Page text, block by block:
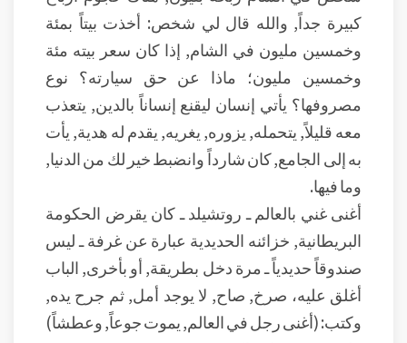
كبيرة جداً, والله قال لي شخص: أخذت بيتاً بمئة
وخمسين مليون في الشام, إذا كان سعر بيته مئة
وخمسين مليون؛ ماذا عن حق سيارته؟ نوع
مصروفها؟ يأتي إنسان ليقنع إنساناً بالدين, يتعذب
معه قليلاً, يتحمله, يزوره, يغريه, يقدم له هدية, يأت
به إلى الجامع, كان شارداً وانضبط خير لك من الدنيا,
وما فيها.
أغنى غني بالعالم ـ روتشيلد ـ كان يقرض الحكومة
البريطانية, خزائنه الحديدية عبارة عن غرفة ـ ليس
صندوقاً حديدياً ـ مرة دخل بطريقة, أو بأخرى, الباب
أغلق عليه، صرخ, صاح, لا يوجد أمل, ثم جرح يده,
وكتب: (أغنى رجل في العالم, يموت جوعاً, وعطشاً)